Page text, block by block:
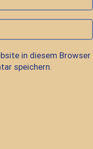
in diesem Browser
speichern.